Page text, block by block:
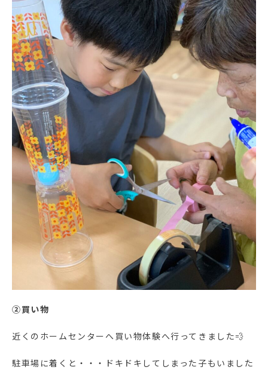
②買い物
近くのホームセンターへ買い物体験へ行ってきました💨
駐車場に着くと・・・ドキドキしてしまった子もいました